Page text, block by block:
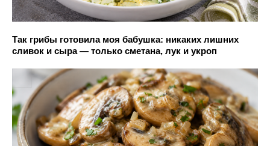
Так грибы готовила моя бабушка: никаких лишних
сливок и сыра — только сметана, лук и укроп